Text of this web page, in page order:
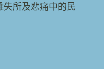
失所及悲痛中的民